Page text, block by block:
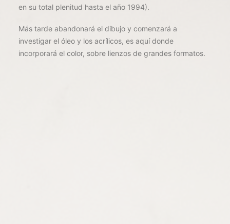
en su total plenitud hasta el año 1994).
Más tarde abandonará el dibujo y comenzará a
investigar el óleo y los acrílicos, es aquí donde
incorporará el color, sobre lienzos de grandes formatos.